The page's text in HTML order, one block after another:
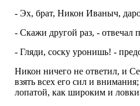
- Эх, брат, Никон Иваныч,
- Скажи другой раз, - отвечал
- Гляди, соску уронишь! -
Никон ничего не ответил, и
взять всех его сил и
лопатой, как широким и